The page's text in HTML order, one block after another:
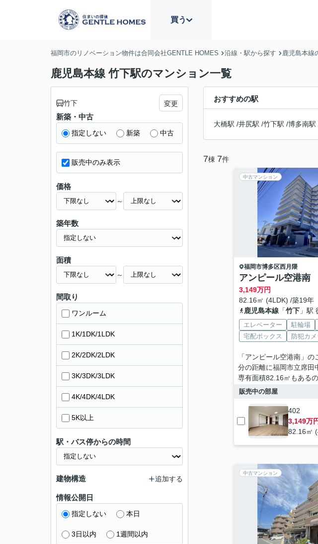
買う
福岡市のリノベーション物件は合同会社GENTLE HOMES 沿線・駅から探す 鹿児島本線
鹿児島本線 竹下駅のマンション一覧
おすすめの駅
大橋駅 /井尻駅 /竹下駅 /博多南駅
7棟 7件
中古マンション
福岡市博多区西月隈
アンピール空港南
3,149万円
82.16㎡ (4LDK) /築19年
鹿児島本線「竹下」駅
エレベーター 駐輪場
宅配ボックス
防犯カメ
「アンピール空港南」
分の距離に福岡市立席田
専有面積82.16㎡もある
販売中の部屋
402
3,149万
82.16㎡
中古マンション
竹下 変更
新築・中古
指定しない 新築 中古
販売中のみ表示
価格
～
築年数
面積
～
間取り
ワンルーム
1K/1DK/1LDK
2K/2DK/2LDK
3K/3DK/3LDK
4K/4DK/4LDK
5K以上
駅・バス停からの時間
建物構造 追加する
情報公開日
指定しない 本日
3日以内 1週間以内